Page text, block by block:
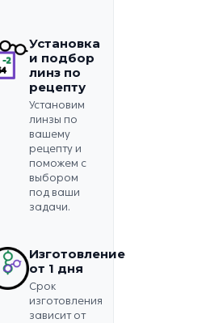
Установка
и подбор
линз по
рецепту
Установим
линзы по
вашему
рецепту и
поможем с
выбором
под ваши
задачи.
Изготовление
от 1 дня
Срок
изготовления
зависит от